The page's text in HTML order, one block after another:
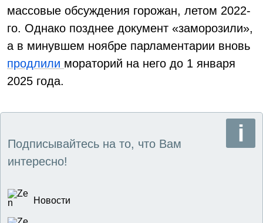
массовые обсуждения горожан, летом 2022-
го. Однако позднее документ «заморозили»,
а в минувшем ноябре парламентарии вновь
продлили мораторий на него до 1 января
2025 года.
Подписывайтесь на то, что Вам
интересно!
Новости